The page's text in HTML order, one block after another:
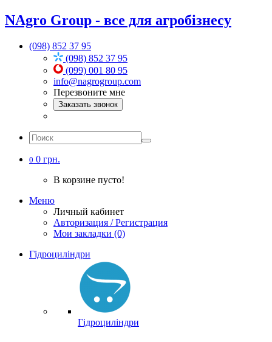
NAgro Group - все для агробізнесу
(098) 852 37 95
(098) 852 37 95
(099) 001 80 95
info@nagrogroup.com
Перезвоните мне
Заказать звонок
0 0 грн.
В корзине пусто!
Меню
Личный кабинет
Авторизация / Регистрация
Мои закладки (0)
Гідроциліндри
Гідроциліндри